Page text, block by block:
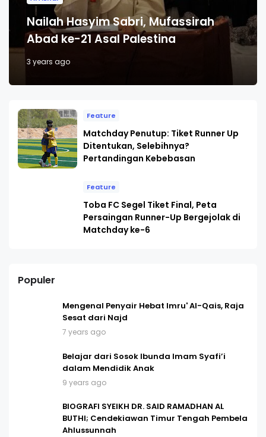
Nailah Hasyim Sabri, Mufassirah
Abad ke-21 Asal Palestina
3 years ago
Feature
Matchday Penutup: Tiket Runner Up
Ditentukan, Selebihnya?
Pertandingan Kebebasan
Feature
Toba FC Segel Tiket Final, Peta
Persaingan Runner-Up Bergejolak di
Matchday ke-6
Populer
Mengenal Penyair Hebat Imru' Al-Qais, Raja
Sesat dari Najd
7 years ago
Belajar dari Sosok Ibunda Imam Syafi’i
dalam Mendidik Anak
9 years ago
BIOGRAFI SYEIKH DR. SAID RAMADHAN AL
BUTHI; Cendekiawan Timur Tengah Pembela
Ahlussunnah